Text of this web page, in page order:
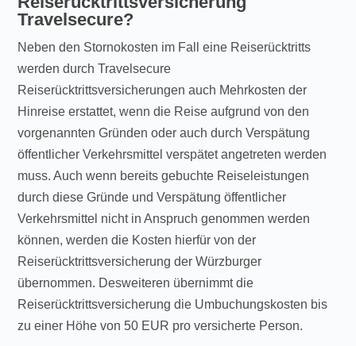
Travelsecure?
Neben den Stornokosten im Fall eine Reiserücktritts
werden durch Travelsecure
Reiserücktrittsversicherungen auch Mehrkosten der
Hinreise erstattet, wenn die Reise aufgrund von den
vorgenannten Gründen oder auch durch Verspätung
öffentlicher Verkehrsmittel verspätet angetreten werden
muss. Auch wenn bereits gebuchte Reiseleistungen
durch diese Gründe und Verspätung öffentlicher
Verkehrsmittel nicht in Anspruch genommen werden
können, werden die Kosten hierfür von der
Reiserücktrittsversicherung der Würzburger
übernommen. Desweiteren übernimmt die
Reiserücktrittsversicherung die Umbuchungskosten bis
zu einer Höhe von 50 EUR pro versicherte Person.